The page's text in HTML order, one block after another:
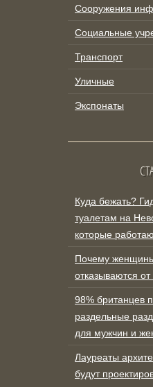
Сооружения
Социальные
Транспорт
Уличные
Экспонаты
Куда бежать?
туалетам на
которые
Почему
отказываются
98% британцев
раздельные
для мужчин и
Лауреаты
будут